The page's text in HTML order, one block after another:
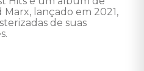
lançado em 2021,
de suas